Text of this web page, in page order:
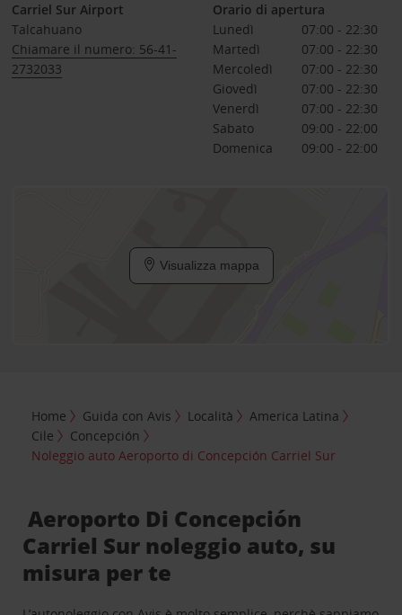
Carriel Sur Airport
Talcahuano
Chiamare il numero: 56-41-
2732033
Orario di apertura
Lunedì
07:00 - 22:30
Martedì
07:00 - 22:30
Mercoledì
07:00 - 22:30
Giovedì
07:00 - 22:30
Venerdì
07:00 - 22:30
Sabato
09:00 - 22:00
Domenica
09:00 - 22:00
Visualizza mappa
Home Guida con Avis Località
America Latina
Cile
Concepción
Noleggio auto Aeroporto di Concepción Carriel Sur
Aeroporto Di Concepción
Carriel Sur noleggio auto, su
misura per te